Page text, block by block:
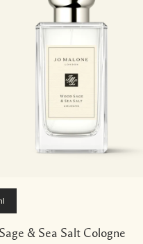
& Sea Salt Cologne